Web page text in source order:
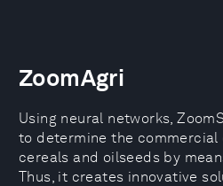
ZoomAgri
Using neural networks,
to determine the
cereals and oilseeds by
Thus, it creates innovative